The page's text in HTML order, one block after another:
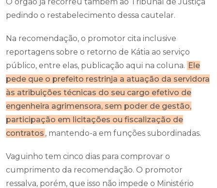
pedindo o restabelecimento dessa cautelar.
Na recomendação, o promotor cita inclusive
reportagens sobre o retorno de Kátia ao serviço
público, entre elas, publicação aqui na coluna. Ele
pede que o prefeito restrinja a atuação da servidora
às atribuições técnicas do seu cargo efetivo de
engenheira agrimensora, sem poder de gestão,
participação em licitações ou fiscalização de
contratos , mantendo-a em funções subordinadas.
Vaguinho tem cinco dias para comprovar o
cumprimento da recomendação. O promotor
ressalva, porém, que isso não impede o Ministério